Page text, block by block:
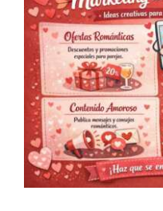
imagen
más
grande